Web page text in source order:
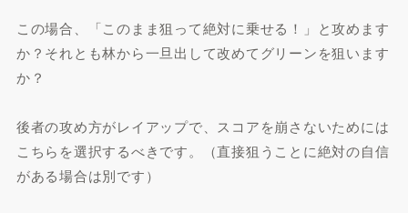
この場合、「このまま狙って絶対に乗せる！」と攻めます
か？それとも林から一旦出して改めてグリーンを狙います
か？
後者の攻め方がレイアップで、スコアを崩さないためには
こちらを選択するべきです。（直接狙うことに絶対の自信
がある場合は別です）